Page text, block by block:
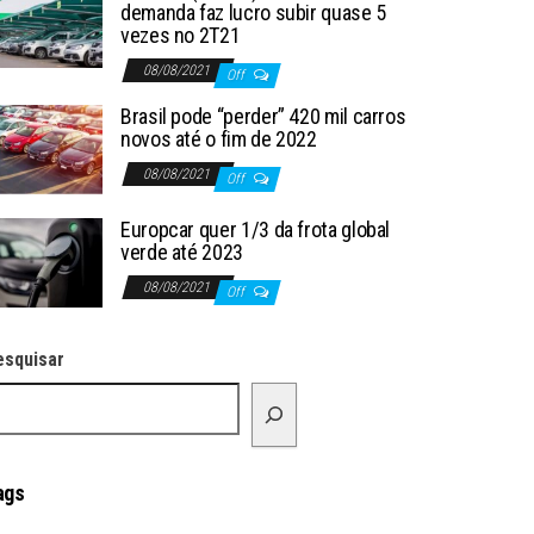
demanda faz lucro subir quase 5
vezes no 2T21
08/08/2021 Off
Brasil pode “perder” 420 mil carros
novos até o fim de 2022
08/08/2021 Off
Europcar quer 1/3 da frota global
verde até 2023
08/08/2021 Off